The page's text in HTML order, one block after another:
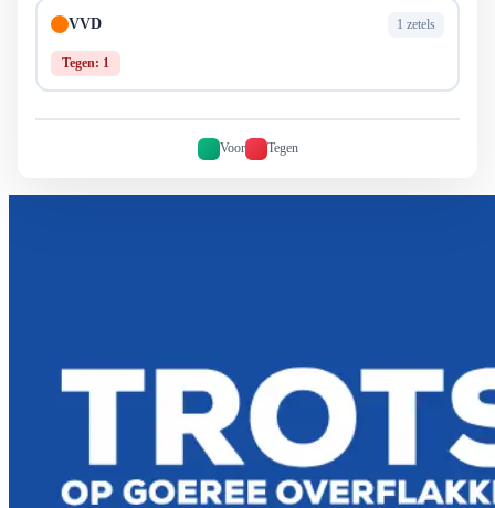
VVD 1 zetels
Tegen: 1
Voor Tegen